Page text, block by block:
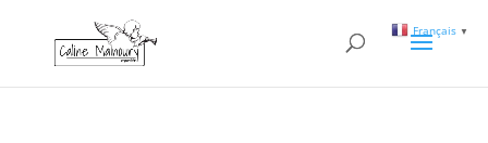
Français ▼